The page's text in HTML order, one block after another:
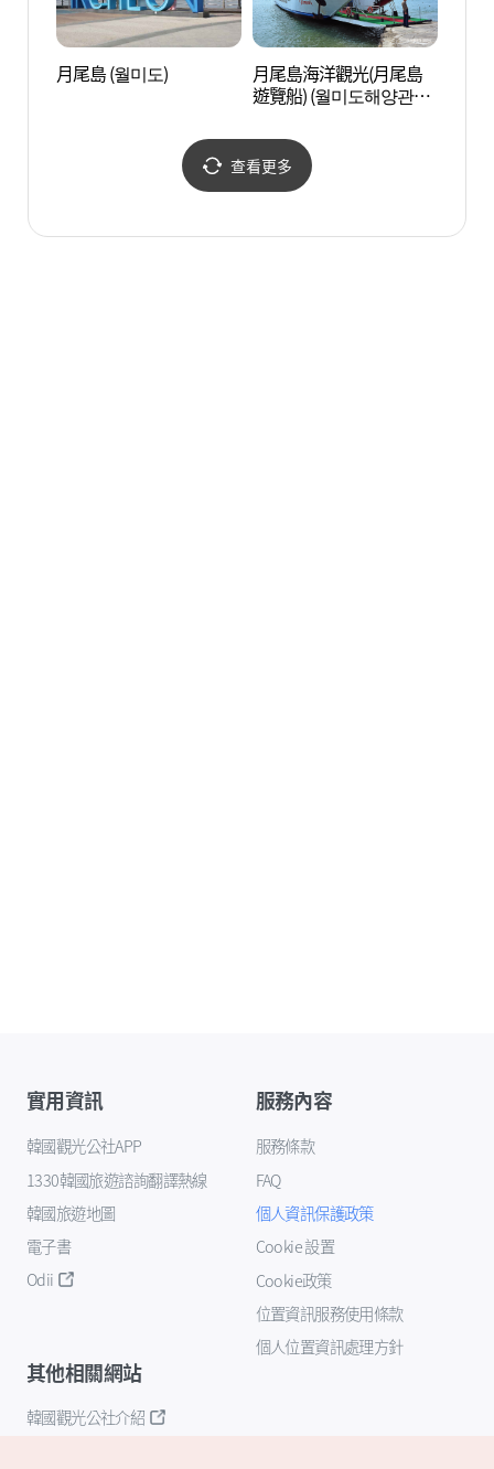
月尾島 (월미도)
月尾島海洋觀光(月尾島
遊覽船) (월미도해양관광
查看更多
實用資訊
韓國觀光公社APP
1330韓國旅遊諮詢翻譯熱線
韓國旅遊地圖
電子書
Odii
服務內容
服務條款
FAQ
個人資訊保護政策
Cookie 設置
Cookie政策
位置資訊服務使用條款
個人位置資訊處理方針
其他相關網站
韓國觀光公社介紹